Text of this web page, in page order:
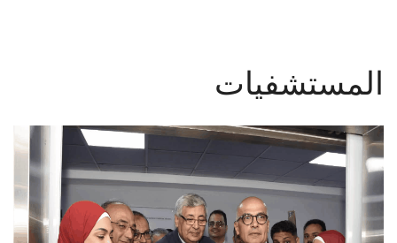
الأنظمة الذكية
الإعلام
تواصل معنا
المستشفيات